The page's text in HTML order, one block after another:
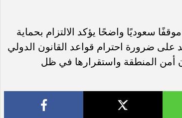
سعوديًا واضحًا يؤكد الالتزام بحماية
على ضرورة احترام قواعد القانون الدولي
أمن المنطقة واستقرارها في ظل